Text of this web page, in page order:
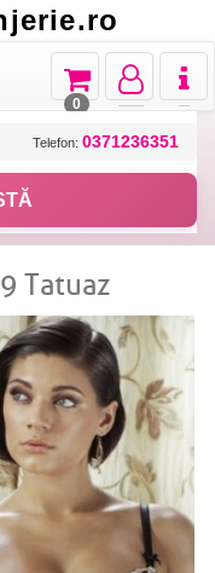
Toggle
Toggle
navigation
Toggle
navigation
0
Telefon: 0371236351
Tatuaz